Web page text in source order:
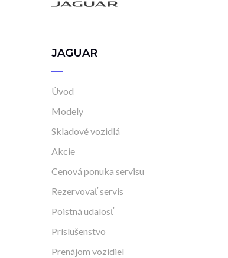
JAGUAR
Úvod
Modely
Skladové vozidlá
Akcie
Cenová ponuka servisu
Rezervovať servis
Poistná udalosť
Príslušenstvo
Prenájom vozidiel